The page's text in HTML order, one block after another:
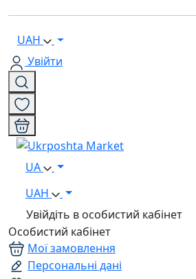
UAH
Увійти
UA
UAH
Увійдіть в особистий кабінет
Особистий кабінет
Мої замовлення
Персональні дані